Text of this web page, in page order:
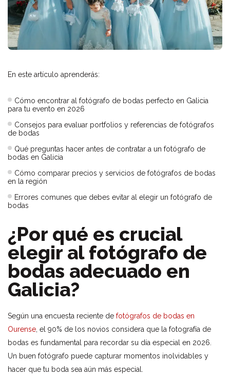
En este artículo aprenderás:
Cómo encontrar al fotógrafo de bodas perfecto en Galicia
para tu evento en 2026
Consejos para evaluar portfolios y referencias de fotógrafos
de bodas
Qué preguntas hacer antes de contratar a un fotógrafo de
bodas en Galicia
Cómo comparar precios y servicios de fotógrafos de bodas
en la región
Errores comunes que debes evitar al elegir un fotógrafo de
bodas
¿Por qué es crucial
elegir al fotógrafo de
bodas adecuado en
Galicia?
Según una encuesta reciente de fotógrafos de bodas en
Ourense, el 90% de los novios considera que la fotografía de
bodas es fundamental para recordar su día especial en 2026.
Un buen fotógrafo puede capturar momentos inolvidables y
hacer que tu boda sea aún más especial.